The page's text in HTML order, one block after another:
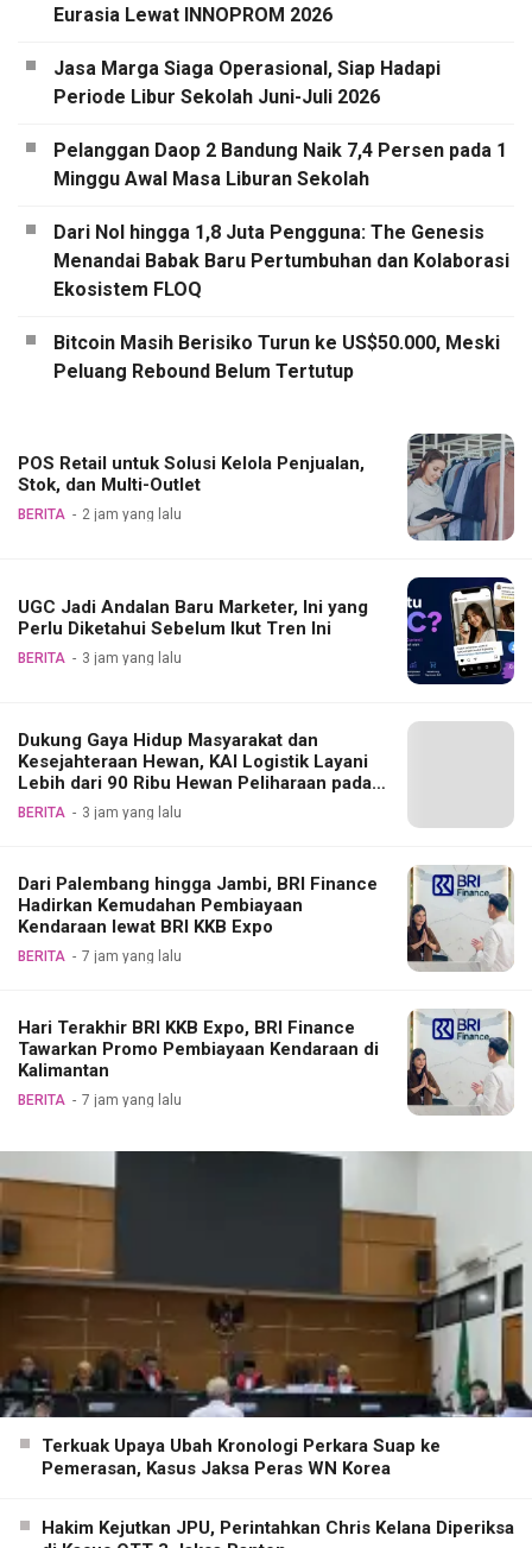
Eurasia Lewat INNOPROM 2026
Jasa Marga Siaga Operasional, Siap Hadapi
Periode Libur Sekolah Juni-Juli 2026
Pelanggan Daop 2 Bandung Naik 7,4 Persen pada 1
Minggu Awal Masa Liburan Sekolah
Dari Nol hingga 1,8 Juta Pengguna: The Genesis
Menandai Babak Baru Pertumbuhan dan Kolaborasi
Ekosistem FLOQ
Bitcoin Masih Berisiko Turun ke US$50.000, Meski
Peluang Rebound Belum Tertutup
POS Retail untuk Solusi Kelola Penjualan,
Stok, dan Multi-Outlet
BERITA 2 jam yang lalu
UGC Jadi Andalan Baru Marketer, Ini yang
Perlu Diketahui Sebelum Ikut Tren Ini
BERITA 3 jam yang lalu
Dukung Gaya Hidup Masyarakat dan
Kesejahteraan Hewan, KAI Logistik Layani
Lebih dari 90 Ribu Hewan Peliharaan pada
Semester I 2026
BERITA 3 jam yang lalu
Dari Palembang hingga Jambi, BRI Finance
Hadirkan Kemudahan Pembiayaan
Kendaraan lewat BRI KKB Expo
BERITA 7 jam yang lalu
Hari Terakhir BRI KKB Expo, BRI Finance
Tawarkan Promo Pembiayaan Kendaraan di
Kalimantan
BERITA 7 jam yang lalu
Terkuak Upaya Ubah Kronologi Perkara Suap ke
Pemerasan, Kasus Jaksa Peras WN Korea
Hakim Kejutkan JPU, Perintahkan Chris Kelana Diperiksa